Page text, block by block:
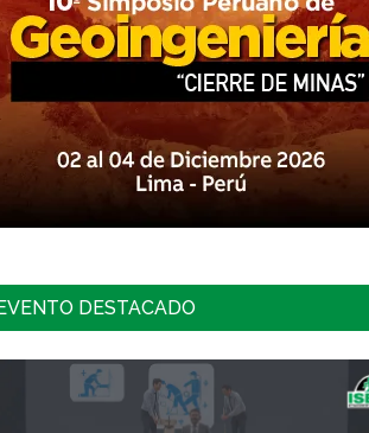
DESTACADO